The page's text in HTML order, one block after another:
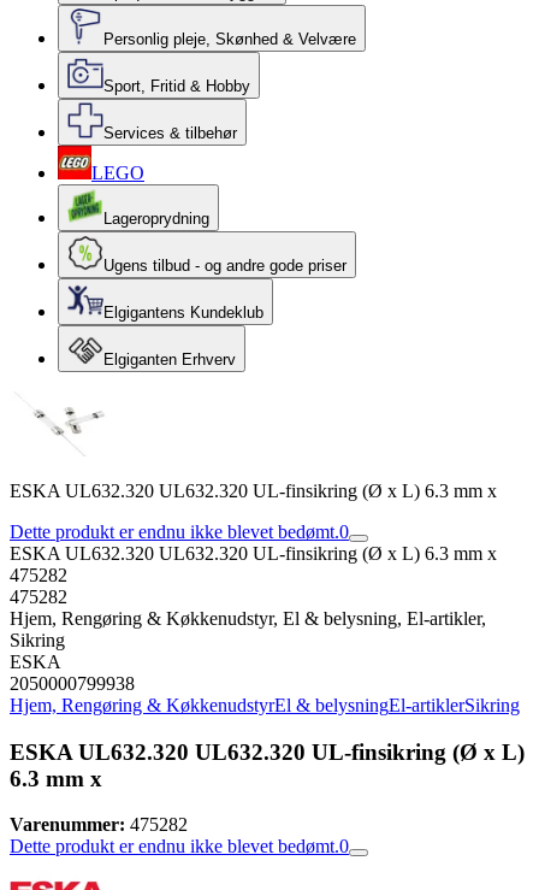
Personlig pleje, Skønhed & Velvære
Sport, Fritid & Hobby
Services & tilbehør
LEGO
Lageroprydning
Ugens tilbud - og andre gode priser
Elgigantens Kundeklub
Elgiganten Erhverv
ESKA UL632.320 UL632.320 UL-finsikring (Ø x L) 6.3 mm x
Dette produkt er endnu ikke blevet bedømt.0
ESKA UL632.320 UL632.320 UL-finsikring (Ø x L) 6.3 mm x
475282
475282
Hjem, Rengøring & Køkkenudstyr, El & belysning, El-artikler,
Sikring
ESKA
2050000799938
Hjem, Rengøring & KøkkenudstyrEl & belysningEl-artiklerSikring
ESKA UL632.320 UL632.320 UL-finsikring (Ø x L)
6.3 mm x
Varenummer: 475282
Dette produkt er endnu ikke blevet bedømt.0